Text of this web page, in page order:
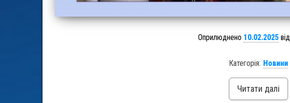
Оприлюднено 10.02.2025 від
Категорія: Новини
Читати далі